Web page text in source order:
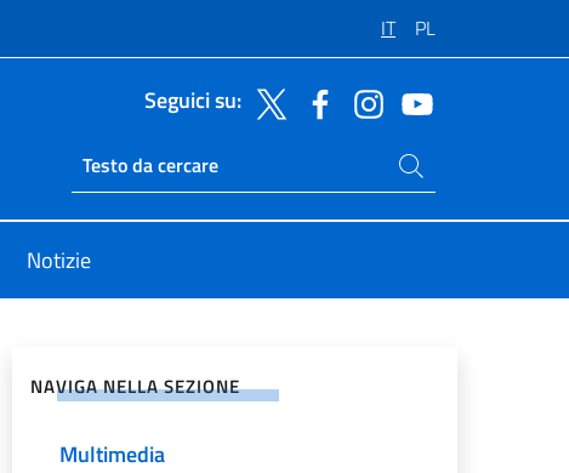
IT PL
Seguici su:
Ricerca sito live
Cerca nel sito
Notizie
NAVIGA NELLA SEZIONE
Multimedia